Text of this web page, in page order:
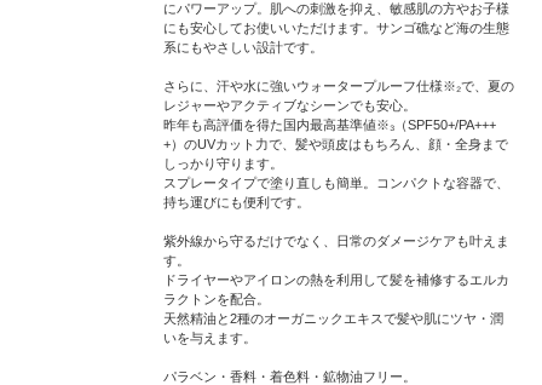
にパワーアップ。肌への刺激を抑え、敏感肌の方やお子様
にも安心してお使いいただけます。サンゴ礁など海の生態
系にもやさしい設計です。
さらに、汗や水に強いウォータープルーフ仕様※₂で、夏の
レジャーやアクティブなシーンでも安心。
昨年も高評価を得た国内最高基準値※₃（SPF50+/PA+++
+）のUVカット力で、髪や頭皮はもちろん、顔・全身まで
しっかり守ります。
スプレータイプで塗り直しも簡単。コンパクトな容器で、
持ち運びにも便利です。
紫外線から守るだけでなく、日常のダメージケアも叶えま
す。
ドライヤーやアイロンの熱を利用して髪を補修するエルカ
ラクトンを配合。
天然精油と2種のオーガニックエキスで髪や肌にツヤ・潤
いを与えます。
パラベン・香料・着色料・鉱物油フリー。